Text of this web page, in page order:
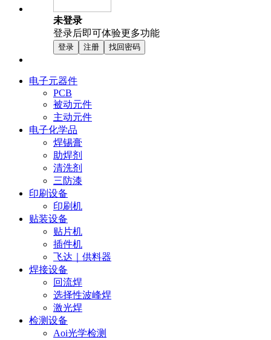
未登录
登录后即可体验更多功能
登录 注册 找回密码
电子元器件
PCB
被动元件
主动元件
电子化学品
焊锡膏
助焊剂
清洗剂
三防漆
印刷设备
印刷机
贴装设备
贴片机
插件机
飞达｜供料器
焊接设备
回流焊
选择性波峰焊
激光焊
检测设备
Aoi光学检测